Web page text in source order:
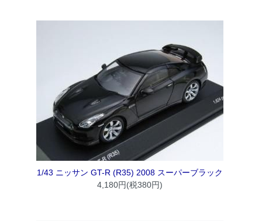
1/43 ニッサン GT-R (R35) 2008 スーパーブラック
4,180円(税380円)